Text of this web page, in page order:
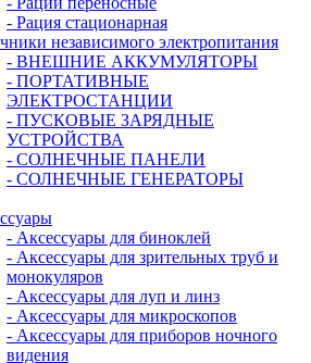
- Рация стационарная
независимого электропитания
- ВНЕШНИЕ АККУМУЛЯТОРЫ
- ПОРТАТИВНЫЕ
ЭЛЕКТРОСТАНЦИИ
- ПУСКОВЫЕ ЗАРЯДНЫЕ
УСТРОЙСТВА
- СОЛНЕЧНЫЕ ПАНЕЛИ
- СОЛНЕЧНЫЕ ГЕНЕРАТОРЫ
- Аксессуары для биноклей
- Аксессуары для зрительных труб и
монокуляров
- Аксессуары для луп и линз
- Аксессуары для микроскопов
- Аксессуары для приборов ночного
видения